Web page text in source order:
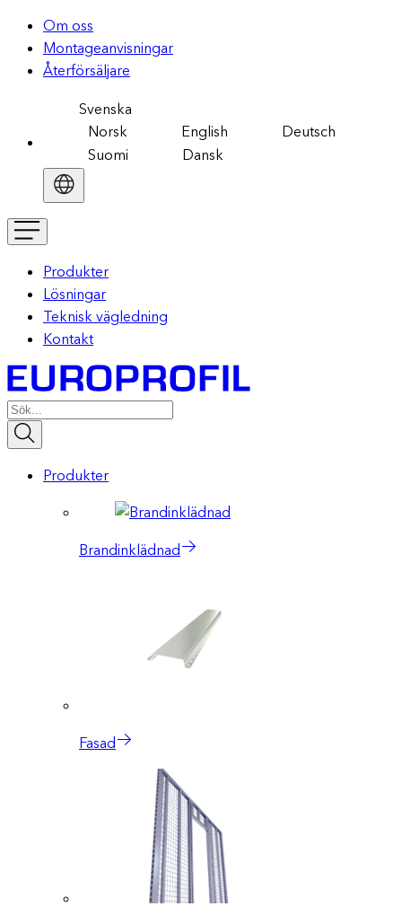
Om oss
Montageanvisningar
Återförsäljare
Svenska
Norsk
English
Deutsch
Suomi
Dansk
Produkter
Lösningar
Teknisk vägledning
Kontakt
Produkter
Brandinklädnad
Fasad